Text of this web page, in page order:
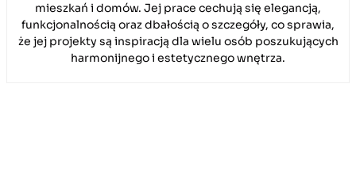
mieszkań i domów. Jej prace cechują się elegancją,
funkcjonalnością oraz dbałością o szczegóły, co sprawia,
że jej projekty są inspiracją dla wielu osób poszukujących
harmonijnego i estetycznego wnętrza.